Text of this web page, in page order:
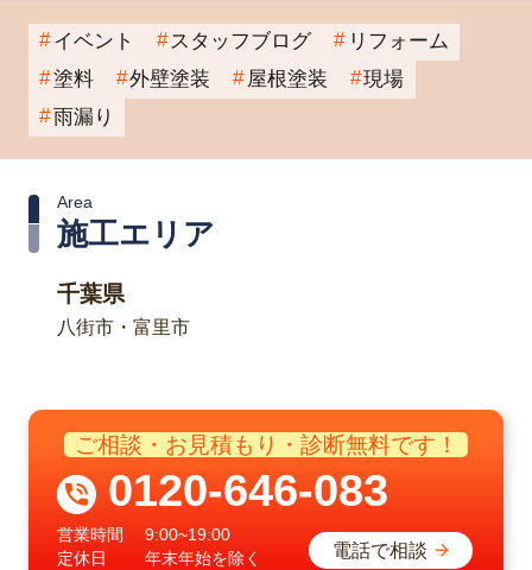
イベント スタッフブログ
リフォーム
塗料
外壁塗装 屋根塗装
現場
雨漏り
施工エリア
Area
千葉県
八街市・富里市
ご相談・お見積もり・診断無料です！
0120-646-083
営業時間
9:00~19:00
定休日
年末年始を除く 電話で相談